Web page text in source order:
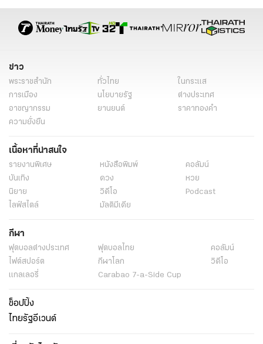
ข่าว
พระราชสำนัก ทั่วไทย
ในกระแส
การเมือง
นโยบายรัฐ
ต่างประเทศ
อาชญากรรม
ยานยนต์
ราคาทองคำ
ความยั่งยืน
เนื้อหาที่น่าสนใจ
รายงานพิเศษ หนังสือพิมพ์
คอลัมน์
บันเทิง
ดวง
หวย
นิยาย
วิดีโอ
Podcast
ไลฟ์สไตล์
มัลติมีเดีย
กีฬา
ฟุตบอลต่่างประเทศ ฟุตบอลไทย
คอลัมน์
ไฟต์สปอร์ต
กีฬาโลก
วิดีโอ
แกลเลอรี่
Carabao 7-a-Side Cup
ช็อปปิ้ง
ไทยรัฐอีเวนต์